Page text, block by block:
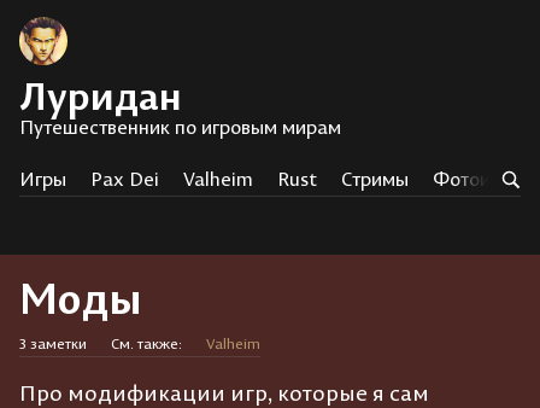
Луридан
Путешественник по игровым мирам
Игры Pax Dei Valheim Rust Стримы
Моды
3 заметки См. также: Valheim
Про модификации игр, которые я сам